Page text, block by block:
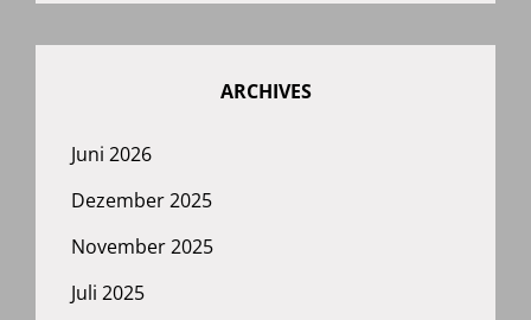
ARCHIVES
Juni 2026
Dezember 2025
November 2025
Juli 2025